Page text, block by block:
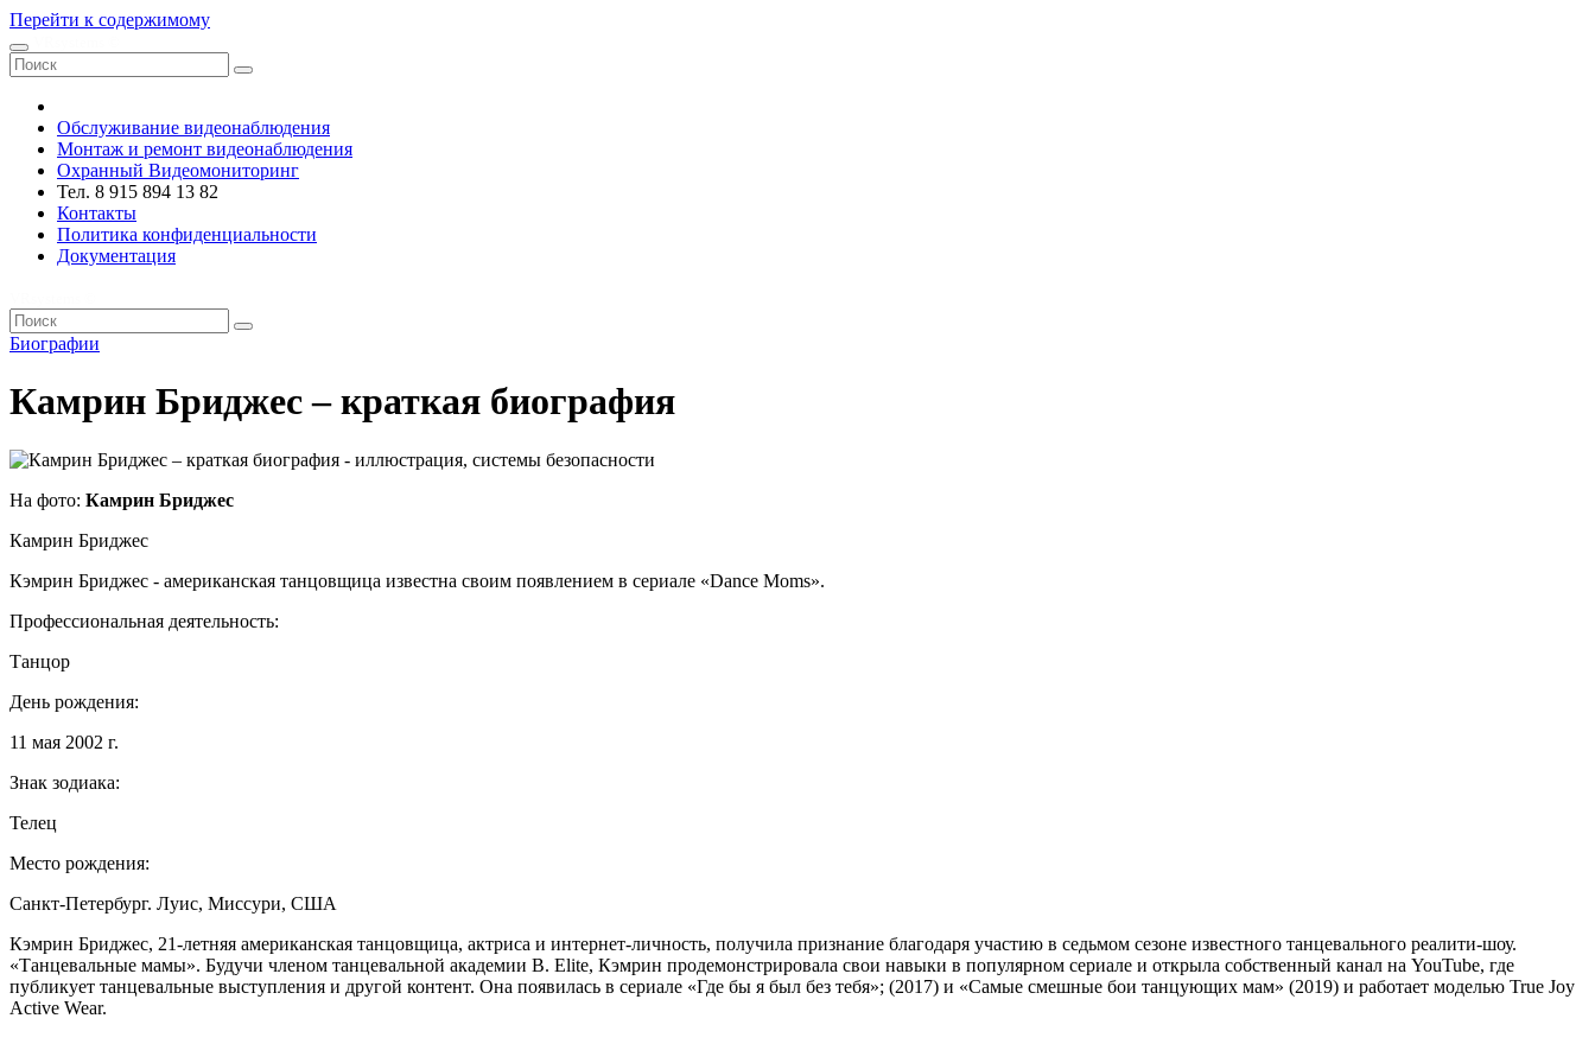
Перейти к содержимому
Обслуживание видеонаблюдения
Монтаж и ремонт видеонаблюдения
Охранный Видеомониторинг
Тел. 8 915 894 13 82
Контакты
Политика конфиденциальности
Документация
Биографии
Камрин Бриджес – краткая биография
На фото: Камрин Бриджес
Камрин Бриджес
Кэмрин Бриджес - американская танцовщица известна своим появлением в сериале «Dance Moms».
Профессиональная деятельность:
Танцор
День рождения:
11 мая 2002 г.
Знак зодиака:
Телец
Место рождения:
Санкт-Петербург. Луис, Миссури, США
Кэмрин Бриджес, 21-летняя американская танцовщица, актриса и интернет-личность, получила признание благодаря участию в седьмом сезоне известного танцевального реалити-шоу.
«Танцевальные мамы». Будучи членом танцевальной академии B. Elite, Кэмрин продемонстрировала свои навыки в популярном сериале и открыла собственный канал на YouTube, где
публикует танцевальные выступления и другой контент. Она появилась в сериале «Где бы я был без тебя»; (2017) и «Самые смешные бои танцующих мам» (2019) и работает моделью True Joy
Active Wear.